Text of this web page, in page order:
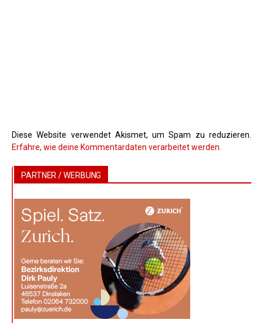
Diese Website verwendet Akismet, um Spam zu reduzieren.
Erfahre, wie deine Kommentardaten verarbeitet werden.
PARTNER / WERBUNG